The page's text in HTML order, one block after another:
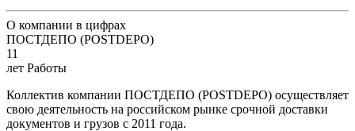
О компании в цифрах
ПОСТДЕПО (POSTDEPO)
11
лет Работы
Коллектив компании ПОСТДЕПО (POSTDEPO) осуществляет
свою деятельность на российском рынке срочной доставки
документов и грузов с 2011 года.